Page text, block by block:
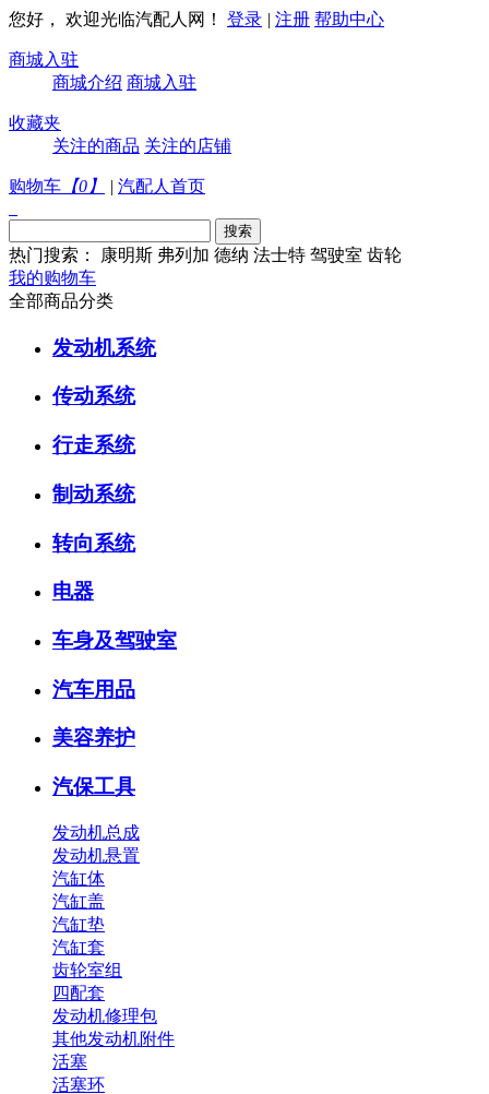
您好， 欢迎光临汽配人网！ 登录 | 注册 帮助中心
商城入驻
商城介绍 商城入驻
收藏夹
关注的商品 关注的店铺
购物车 【0 】 | 汽配人首页
热门搜索： 康明斯 弗列加 德纳 法士特 驾驶室 齿轮
我的购物车
全部商品分类
发动机系统
传动系统
行走系统
制动系统
转向系统
电器
车身及驾驶室
汽车用品
美容养护
汽保工具
发动机总成
发动机悬置
汽缸体
汽缸盖
汽缸垫
汽缸套
齿轮室组
四配套
发动机修理包
其他发动机附件
活塞
活塞环